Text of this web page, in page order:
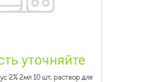
уточняйте
2% 2мл 10 шт. раствор для